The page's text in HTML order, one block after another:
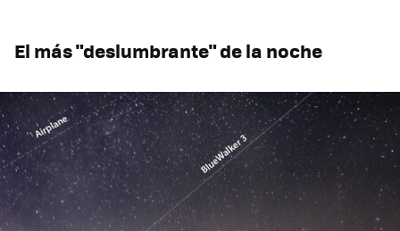
El más "deslumbrante" de la noche